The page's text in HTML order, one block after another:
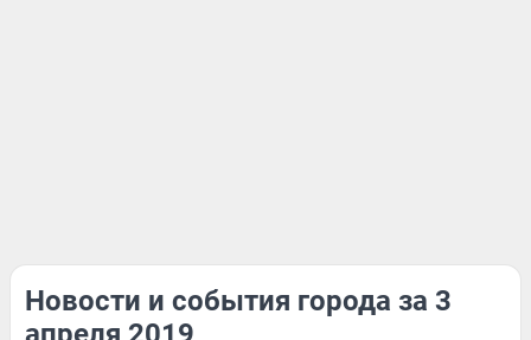
Новости и события города за 3